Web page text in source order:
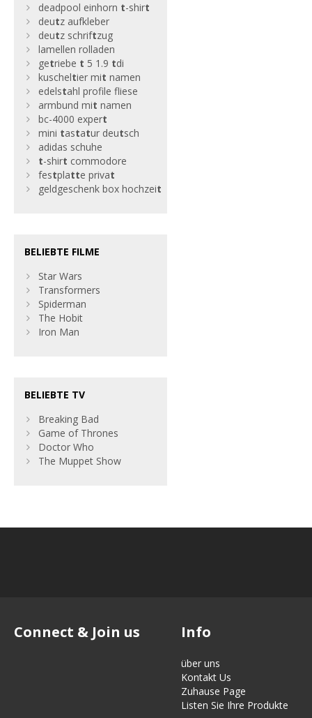
deadpool einhorn t-shirt
deutz aufkleber
deutz schriftzug
lamellen rolladen
getriebe t 5 1.9 tdi
kuscheltier mit namen
edelstahl profile fliese
armbund mit namen
bc-4000 expert
mini tastatur deutsch
adidas schuhe
t-shirt commodore
festplatte privat
geldgeschenk box hochzeit
BELIEBTE FILME
Star Wars
Transformers
Spiderman
The Hobit
Iron Man
BELIEBTE TV
Breaking Bad
Game of Thrones
Doctor Who
The Muppet Show
Connect & Join us Info
über uns
Kontakt Us
Zuhause Page
Listen Sie Ihre Produkte